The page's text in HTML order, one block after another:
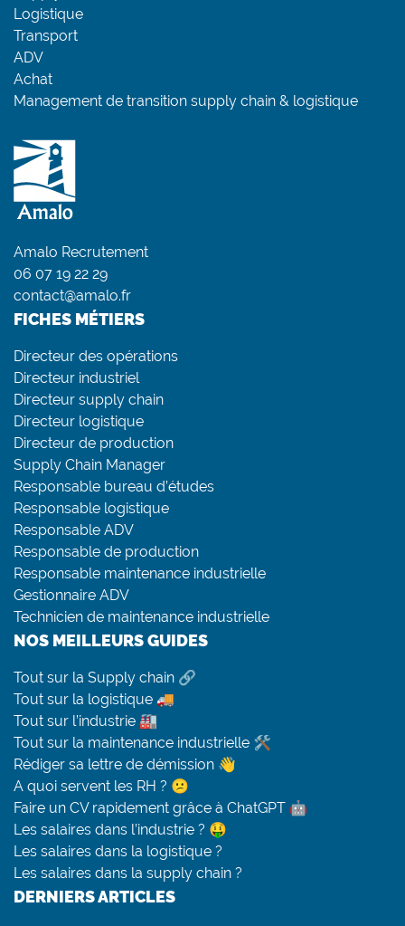
Logistique
Transport
ADV
Achat
Management de transition supply chain & logistique
Amalo Recrutement
06 07 19 22 29
contact@amalo.fr
FICHES MÉTIERS
Directeur des opérations
Directeur industriel
Directeur supply chain
Directeur logistique
Directeur de production
Supply Chain Manager
Responsable bureau d’études
Responsable logistique
Responsable ADV
Responsable de production
Responsable maintenance industrielle
Gestionnaire ADV
Technicien de maintenance industrielle
NOS MEILLEURS GUIDES
Tout sur la Supply chain 🔗
Tout sur la logistique 🚚
Tout sur l’industrie 🏭
Tout sur la maintenance industrielle 🛠
Rédiger sa lettre de démission 👋
A quoi servent les RH ? 😕
Faire un CV rapidement grâce à ChatGPT 🤖
Les salaires dans l’industrie ? 🤑
Les salaires dans la logistique ?
Les salaires dans la supply chain ?
DERNIERS ARTICLES